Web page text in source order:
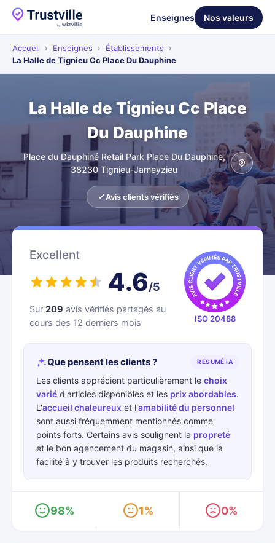
Enseignes Nos valeurs
Accueil › Enseignes › Établissements
›
La Halle de Tignieu Cc Place Du Dauphine
La Halle de Tignieu Cc Place
Du Dauphine
Place du Dauphiné Retail Park Place Du Dauphine,
38230 Tignieu-Jameyzieu
Avis clients vérifiés
Excellent
4.6/5
Sur 209 avis vérifiés partagés au
cours des 12 derniers mois
ISO 20488
Que pensent les clients ? RÉSUMÉ IA
Les clients apprécient particulièrement le choix
varié d'articles disponibles et les prix abordables.
L'accueil chaleureux et l'amabilité du personnel
sont aussi fréquemment mentionnés comme
points forts. Certains avis soulignent la propreté
et le bon agencement du magasin, ainsi que la
facilité à y trouver les produits recherchés.
98% 1% 0%